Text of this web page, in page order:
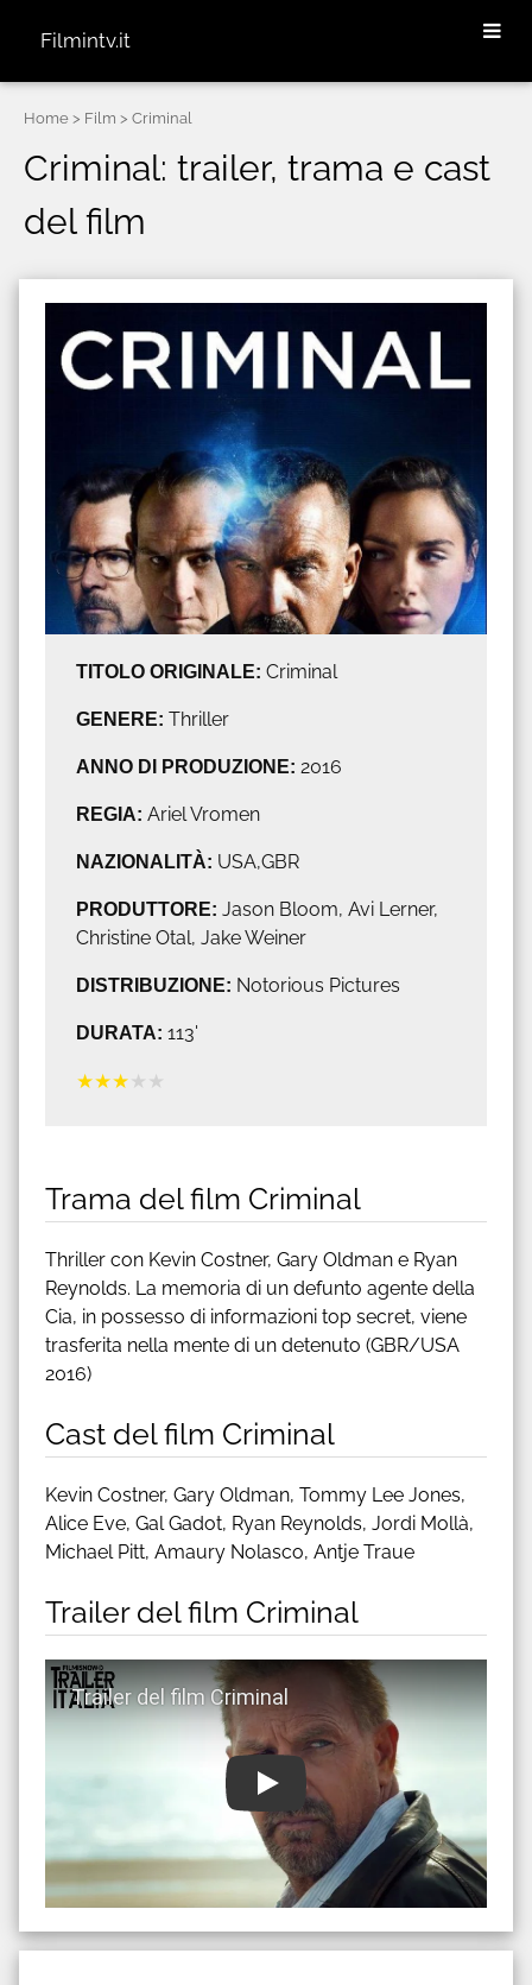
Filmintv.it
Home > Film > Criminal
Criminal: trailer, trama e cast
del film
TITOLO ORIGINALE: Criminal
GENERE: Thriller
ANNO DI PRODUZIONE: 2016
REGIA: Ariel Vromen
NAZIONALITÀ: USA,GBR
PRODUTTORE: Jason Bloom, Avi Lerner,
Christine Otal, Jake Weiner
DISTRIBUZIONE: Notorious Pictures
DURATA: 113'
★★★ ★ ★
Trama del film Criminal
Thriller con Kevin Costner, Gary Oldman e Ryan
Reynolds. La memoria di un defunto agente della
Cia, in possesso di informazioni top secret, viene
trasferita nella mente di un detenuto (GBR/USA
2016)
Cast del film Criminal
Kevin Costner, Gary Oldman, Tommy Lee Jones,
Alice Eve, Gal Gadot, Ryan Reynolds, Jordi Mollà,
Michael Pitt, Amaury Nolasco, Antje Traue
Trailer del film Criminal
Guarda trailer del film Criminal